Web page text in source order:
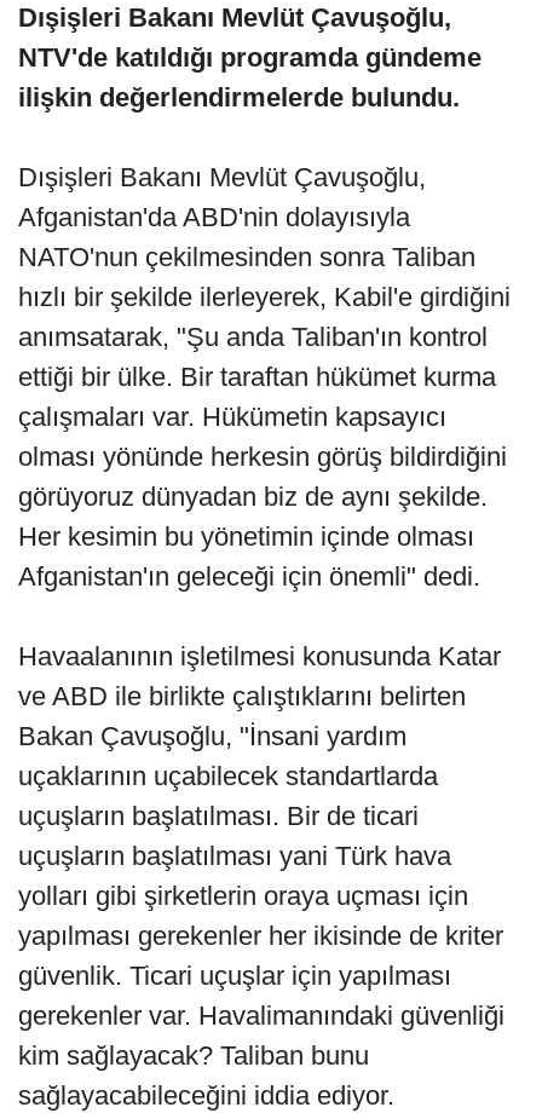
Dışişleri Bakanı Mevlüt Çavuşoğlu,
NTV'de katıldığı programda gündeme
ilişkin değerlendirmelerde bulundu.
Dışişleri Bakanı Mevlüt Çavuşoğlu,
Afganistan'da ABD'nin dolayısıyla
NATO'nun çekilmesinden sonra Taliban
hızlı bir şekilde ilerleyerek, Kabil'e girdiğini
anımsatarak, "Şu anda Taliban'ın kontrol
ettiği bir ülke. Bir taraftan hükümet kurma
çalışmaları var. Hükümetin kapsayıcı
olması yönünde herkesin görüş bildirdiğini
görüyoruz dünyadan biz de aynı şekilde.
Her kesimin bu yönetimin içinde olması
Afganistan'ın geleceği için önemli" dedi.
Havaalanının işletilmesi konusunda Katar
ve ABD ile birlikte çalıştıklarını belirten
Bakan Çavuşoğlu, "İnsani yardım
uçaklarının uçabilecek standartlarda
uçuşların başlatılması. Bir de ticari
uçuşların başlatılması yani Türk hava
yolları gibi şirketlerin oraya uçması için
yapılması gerekenler her ikisinde de kriter
güvenlik. Ticari uçuşlar için yapılması
gerekenler var. Havalimanındaki güvenliği
kim sağlayacak? Taliban bunu
sağlayacabileceğini iddia ediyor.